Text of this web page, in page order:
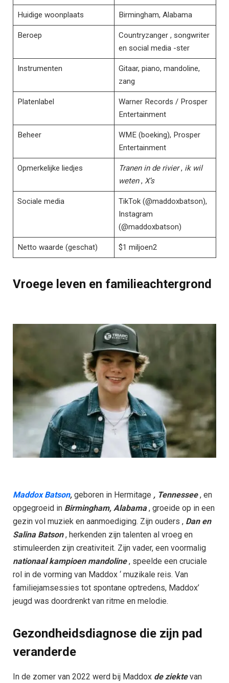
Huidige woonplaats Birmingham, Alabama
Beroep
Countryzanger , songwriter
en social media -ster
Instrumenten
Gitaar, piano, mandoline,
zang
Platenlabel​
Warner Records / Prosper
Entertainment
Beheer
WME (boeking), Prosper
Entertainment
Opmerkelijke liedjes Tranen in de rivier, ik wil
weten, X’s
Sociale media
TikTok (@maddoxbatson),
Instagram
(@maddoxbatson)
Netto waarde (geschat) $1 miljoen2
Vroege leven en familieachtergrond​
Maddox Batson, geboren in Hermitage , Tennessee, en
opgegroeid in Birmingham, Alabama, groeide op in een
gezin vol muziek en aanmoediging. Zijn ouders , Dan en
Salina Batson, herkenden zijn talenten al vroeg en
stimuleerden zijn creativiteit. Zijn vader, een voormalig
nationaal kampioen mandoline, speelde een cruciale
rol in de vorming van Maddox ‘ muzikale reis. Van
familiejamsessies tot spontane optredens, Maddox’
jeugd was doordrenkt van ritme en melodie.
Gezondheidsdiagnose die zijn pad
veranderde​
In de zomer van 2022 werd bij Maddox de ziektevan